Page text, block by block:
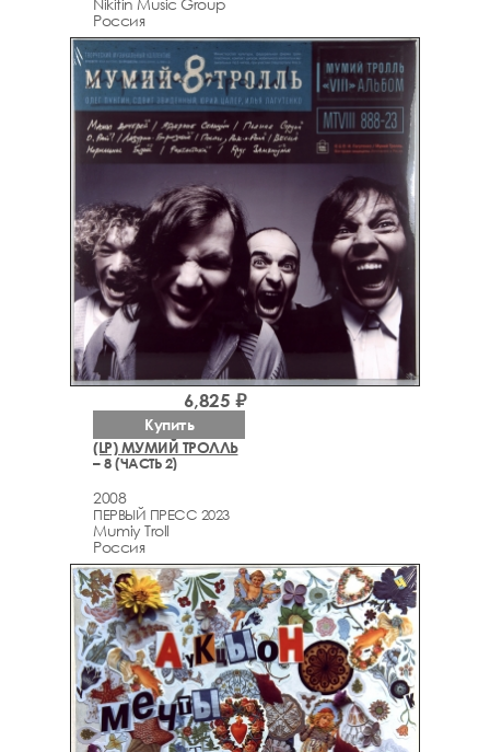
Nikitin Music Group
Россия
(LP) МУМИЙ ТРОЛЛЬ
– 8 (ЧАСТЬ 2)
2008
ПЕРВЫЙ ПРЕСС 2023
Mumiy Troll
Россия
6,825 ₽
Купить